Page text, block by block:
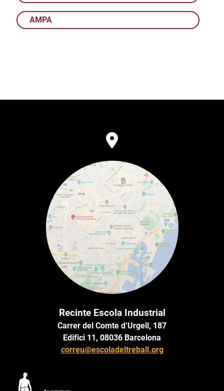
AMPA
Recinte Escola Industrial
Carrer del Comte d’Urgell, 187
Edifici 11, 08036 Barcelona
correu@escoladeltreball.org